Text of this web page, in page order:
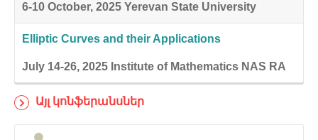
6-10 October, 2025 Yerevan State University
Elliptic Curves and their Applications
July 14-26, 2025 Institute of Mathematics NAS RA
Այլ կոնֆերանսներ